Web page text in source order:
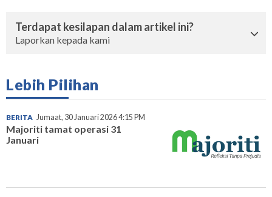
Terdapat kesilapan dalam artikel ini?
Laporkan kepada kami
Lebih Pilihan
BERITA Jumaat, 30 Januari 2026 4:15 PM
Majoriti tamat operasi 31
Januari